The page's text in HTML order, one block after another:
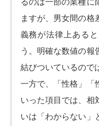
るのは一部の業種に
ますが、男女間の格
義務が法律上ある
う。明確な数値の報
結びついているので
一方で、「性格」「
いった項目では、相
いは「わからない」